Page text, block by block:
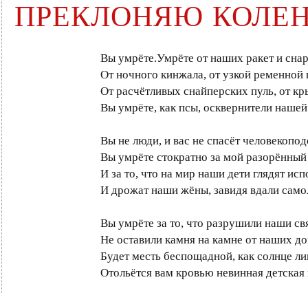
ПРЕКЛОНЯЮ
Вы умрёте.Умрёте от наших ракет и
От ночного кинжала, от узкой ременной
От расчётливых снайперских пуль, от
Вы умрёте, как псы, осквернители
Вы не люди, и вас не спасёт
Вы умрёте стократно за мой
И за то, что на мир наши дети глядят
И дрожат наши жёны, завидя вдали
Вы умрёте за то, что разрушили наши
Не оставили камня на камне от наших
Будет месть беспощадной, как солнце
Отольётся вам кровью невинная